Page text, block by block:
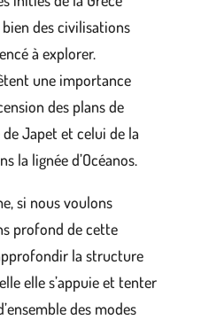
des civilisations
à explorer.
une importance
des plans de
Japet et celui de la
la lignée d’Océanos.
si nous voulons
profond de cette
la structure
elle s’appuie et tenter
des modes